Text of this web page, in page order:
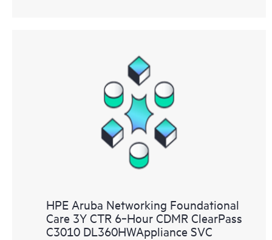
HPE Aruba Networking Foundational
Care 3Y CTR 6‑Hour CDMR ClearPass
C3010 DL360HWAppliance SVC